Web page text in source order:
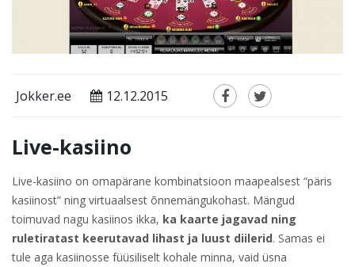
Jokker.ee 12.12.2015
Live-kasiino
Live-kasiino on omapärane kombinatsioon maapealsest “päris
kasiinost” ning virtuaalsest õnnemängukohast. Mängud
toimuvad nagu kasiinos ikka, ka kaarte jagavad ning
ruletiratast keerutavad lihast ja luust diilerid. Samas ei
tule aga kasiinosse füüsiliselt kohale minna, vaid üsna